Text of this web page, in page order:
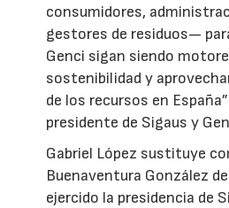
consumidores,
gestores de residuos—
Genci sigan siendo
sostenibilidad y
de los recursos en
presidente de Sigaus y
Gabriel López sustituye
Buenaventura González
ejercido la presidencia de